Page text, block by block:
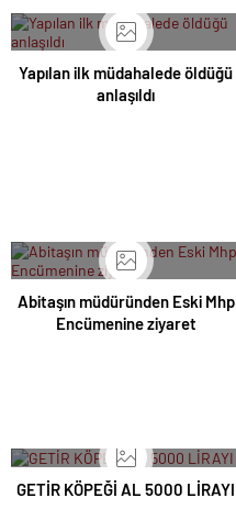
Yapılan ilk müdahalede öldüğü
anlaşıldı
Abitaşın müdüründen Eski Mhp
Encümenine ziyaret
GETİR KÖPEĞİ AL 5000 LİRAYI